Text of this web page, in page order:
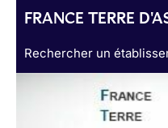
FRANCE TERRE
Rechercher un